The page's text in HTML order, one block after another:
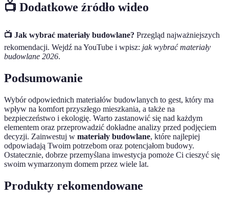
📺 Dodatkowe źródło wideo
📺 Jak wybrać materiały budowlane? Przegląd najważniejszych
rekomendacji. Wejdź na YouTube i wpisz: jak wybrać materiały
budowlane 2026.
Podsumowanie
Wybór odpowiednich materiałów budowlanych to gest, który ma
wpływ na komfort przyszłego mieszkania, a także na
bezpieczeństwo i ekologię. Warto zastanowić się nad każdym
elementem oraz przeprowadzić dokładne analizy przed podjęciem
decyzji. Zainwestuj w materiały budowlane, które najlepiej
odpowiadają Twoim potrzebom oraz potencjałom budowy.
Ostatecznie, dobrze przemyślana inwestycja pomoże Ci cieszyć się
swoim wymarzonym domem przez wiele lat.
Produkty rekomendowane